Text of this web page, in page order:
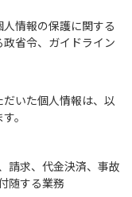
情報の保護に関する
省令、ガイドライン
いた個人情報は、以
。
請求、代金決済、事故
随する業務